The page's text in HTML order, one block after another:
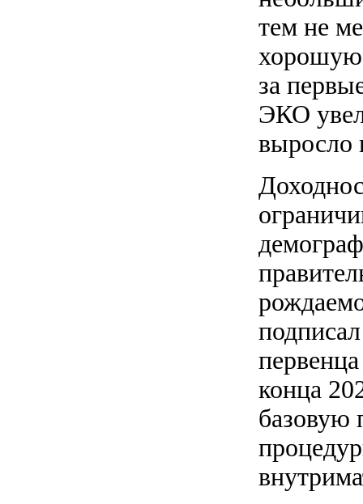
тем не
хорошую
за
ЭКО
выросло
конца
базовую